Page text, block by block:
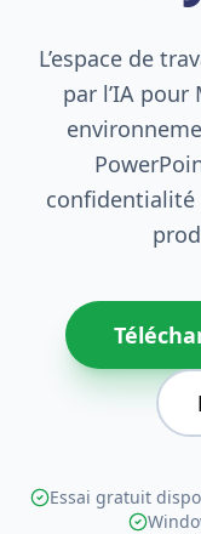
L’espace de
par l’IA pour
Essai gratuit